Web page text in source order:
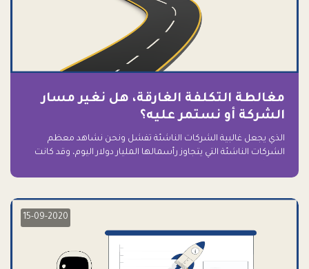
مغالطة التكلفة الغارقة، هل نغير مسار
الشركة أو نستمر عليه؟
الذي يجعل غالبية الشركات الناشئة تفشل ونحن نشاهد معظم
الشركات الناشئة التي يتجاوز رأسمالها المليار دولار اليوم، وقد كانت
15-09-2020